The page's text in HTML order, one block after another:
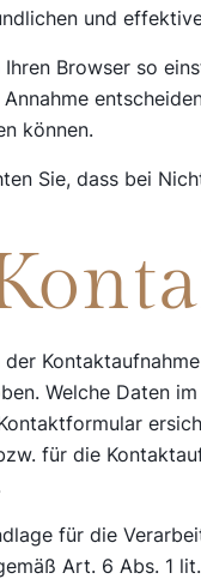
und
Ihren Browser so
können.
Sie, dass bei
der
Welche Daten
für die
für die
Art. 6 Abs. 1